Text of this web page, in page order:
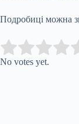
Подробиці можна
Rate this item:
No votes yet.